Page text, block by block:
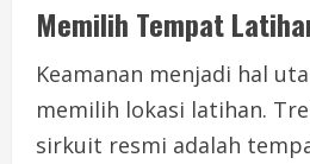
Memilih Tempat
Keamanan menjadi hal
memilih lokasi latihan.
sirkuit resmi adalah